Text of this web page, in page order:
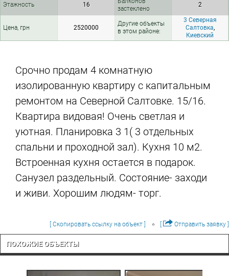
Этажность 16
застеклено
2
Цена, грн 2520000
Другие объекты
в этом районе:
3 Северная
Салтовка,
Киевский
Срочно продам 4 комнатную
изолированную квартиру с капитальным
ремонтом на Северной Салтовке. 15/16.
Квартира видовая! Очень светлая и
уютная. Планировка 3 1( 3 отдельных
спальни и проходной зал). Кухня 10 м2.
Встроенная кухня остается в подарок.
Санузел раздельный. Состояние- заходи
и живи. Хорошим людям- торг.
[ Скопировать ссылку на объект ] Отправить заявку ]
ПОХОЖИЕ ОБЪЕКТЫ